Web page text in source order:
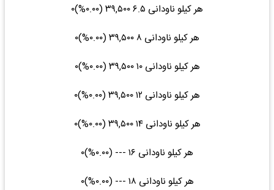
هر کیلو ناودانی ۶.۵ ۳۹,۵۰۰ (۰.۰۰%)۰
هر کیلو ناودانی ۸ ۳۹,۵۰۰ (۰.۰۰%)۰
هر کیلو ناودانی ۱۰ ۳۹,۵۰۰ (۰.۰۰%)۰
هر کیلو ناودانی ۱۲ ۳۹,۵۰۰ (۰.۰۰%)۰
هر کیلو ناودانی ۱۴ ۳۹,۵۰۰ (۰.۰۰%)۰
هر کیلو ناودانی ۱۶ --- (۰.۰۰%)۰
هر کیلو ناودانی ۱۸ --- (۰.۰۰%)۰